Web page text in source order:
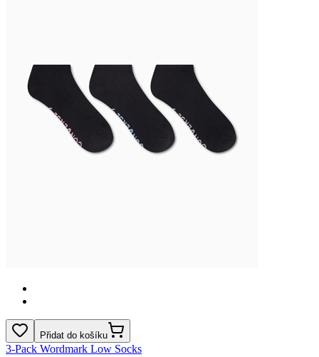
Přidat do košíku
3-Pack Wordmark Low Socks